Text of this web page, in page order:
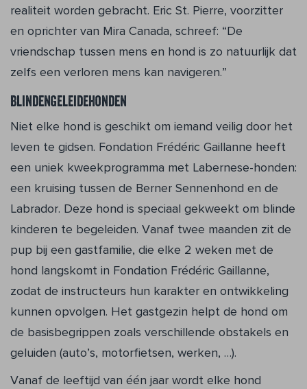
realiteit wor­den gebracht. Eric St. Pierre, voorzitter
en oprichter van Mira Canada, schreef: “De
vriendschap tussen mens en hond is zo natuurlijk dat
zelfs een verloren mens kan navigeren.”
Blindengeleidehonden
Niet elke hond is geschikt om iemand vei­lig door het
leven te gidsen. Fondation Frédéric Gaillanne heeft
een uniek kweek­programma met Labernese-honden:
een kruising tussen de Berner Sennenhond en de
Labrador. Deze hond is speciaal ge­kweekt om blinde
kinderen te begeleiden. Vanaf twee maanden zit de
pup bij een gastfamilie, die elke 2 weken met de
hond langskomt in Fondation Frédéric Gaillan­ne,
zodat de instructeurs hun karakter en ontwikkeling
kunnen opvolgen. Het gast­gezin helpt de hond om
de basisbegrippen zoals verschillende obstakels en
geluiden (auto’s, motorfietsen, werken, …).
Vanaf de leeftijd van één jaar wordt elke hond